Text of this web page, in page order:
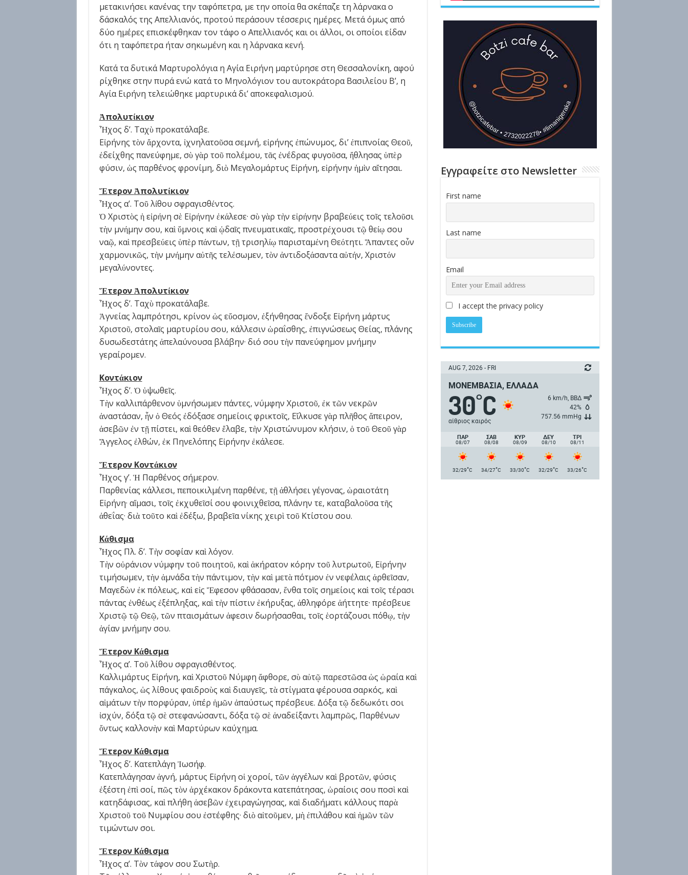
μετακινήσει κανένας την ταφόπετρα, με την οποία θα σκέπαζε τη λάρνακα ο
δάσκαλός της Απελλιανός, προτού περάσουν τέσσερις ημέρες. Μετά όμως από
δύο ημέρες επισκέφθηκαν τον τάφο ο Απελλιανός και οι άλλοι, οι οποίοι είδαν
ότι η ταφόπετρα ήταν σηκωμένη και η λάρνακα κενή.
Κατά τα δυτικά Μαρτυρολόγια η Αγία Ειρήνη μαρτύρησε στη Θεσσαλονίκη, αφού
ρίχθηκε στην πυρά ενώ κατά το Μηνολόγιον του αυτοκράτορα Βασιλείου Β’, η
Αγία Ειρήνη τελειώθηκε μαρτυρικά δι’ αποκεφαλισμού.
Ἀπολυτίκιον
Ἦχος δ’. Ταχὺ προκατάλαβε.
Εἰρήνης τὸν ἄρχοντα, ἰχνηλατοῦσα σεμνή, εἰρήνης ἐπώνυμος, δι’ ἐπιπνοίας Θεοῦ,
ἐδείχθης πανεύφημε, σὺ γὰρ τοῦ πολέμου, τᾶς ἐνέδρας φυγοῦσα, ἤθλησας ὑπὲρ
φύσιν, ὡς παρθένος φρονίμη, διὸ Μεγαλομάρτυς Εἰρήνη, εἰρήνην ἠμὶν αἴτησαι.
ἝτερονἈπολυτίκιον
Ἦχος α’. Τοῦ λίθου σφραγισθέντος.
Ὁ Χριστὸς ἡ εἰρήνη σὲ Εἰρήνην ἐκάλεσε· σὺ γὰρ τὴν εἰρήνην βραβεύεις τοῖς τελοῦσι
τὴν μνήμην σου, καὶ ὕμνοις καὶ ᾠδαῖς πνευματικαῖς, προστρέχουσι τῷ θείῳ σου
ναῷ, καὶ πρεσβεύεις ὑπὲρ πάντων, τῇ τρισηλίῳ παρισταμένη Θεότητι. Ἅπαντες οὖν
χαρμονικῶς, τὴν μνήμην αὐτῆς τελέσωμεν, τὸν ἀντιδοξάσαντα αὐτήν, Χριστόν
μεγαλύνοντες.
ἝτερονἈπολυτίκιον
Ἦχος δ’. Ταχὺ προκατάλαβε.
Ἁγνείας λαμπρότησι, κρίνον ὡς εὔοσμον, ἐξήνθησας ἔνδοξε Εἰρήνη μάρτυς
Χριστοῦ, στολαῖς μαρτυρίου σου, κάλλεσιν ὡραΐσθης, ἐπιγνώσεως Θείας, πλάνης
δυσωδεστάτης ἀπελαύνουσα βλάβην· διό σου τὴν πανεύφημον μνήμην
γεραίρομεν.
Κοντάκιον
Ἦχος δ’. Ὁ ὑψωθεῖς.
Τὴν καλλιπάρθενον ὑμνήσωμεν πάντες, νύμφην Χριστοῦ, ἐκ τῶν νεκρῶν
ἀναστάσαν, ἧν ὁ Θεός ἐδόξασε σημείοις φρικτοῖς, Εἴλκυσε γὰρ πλῆθος ἄπειρον,
ἀσεβῶν ἐν τῇ πίστει, καὶ θεόθεν ἔλαβε, τὴν Χριστώνυμον κλήσιν, ὁ τοῦ Θεοῦ γὰρ
Ἄγγελος ἐλθών, ἐκ Πηνελόπης Εἰρήνην ἐκάλεσε.
Ἕτερον Κοντάκιον
Ἦχος γ’. Ἡ Παρθένος σήμερον.
Παρθενίας κάλλεσι, πεποικιλμένη παρθένε, τῇ ἀθλήσει γέγονας, ὡραιοτάτη
Εἰρήνη· αἵμασι, τοῖς ἐκχυθεῖσί σου φοινιχθεῖσα, πλάνην τε, καταβαλοῦσα τῆς
ἀθεΐας· διὰ τοῦτο καὶ ἐδέξω, βραβεῖα νίκης χειρὶ τοῦ Κτίστου σου.
Κάθισμα
Ἦχος Πλ. δ’. Τὴν σοφίαν καὶ λόγον.
Τὴν οὐράνιον νύμφην τοῦ ποιητοῦ, καὶ ἀκήρατον κόρην τοῦ λυτρωτοῦ, Εἰρήνην
τιμήσωμεν, τὴν ἀμνάδα τὴν πάντιμον, τὴν καὶ μετὰ πότμον ἐν νεφέλαις ἀρθεῖσαν,
Μαγεδὼν ἐκ πόλεως, καὶ εἰς Ἔφεσον φθάσασαν, ἔνθα τοῖς σημείοις καὶ τοῖς τέρασι
πάντας ἐνθέως ἐξέπληξας, καὶ τὴν πίστιν ἐκήρυξας, ἀθληφόρε ἀήττητε· πρέσβευε
Χριστῷ τῷ Θεῷ, τῶν πταισμάτων ἀφεσιν δωρήσασθαι, τοῖς ἑορτάζουσι πόθῳ, τὴν
ἁγίαν μνήμην σου.
Ἕτερον Κάθισμα
Ἦχος α’. Τοῦ λίθου σφραγισθέντος.
Καλλιμάρτυς Εἰρήνη, καὶ Χριστοῦ Νύμφη ἄφθορε, σὺ αὐτῷ παρεστῶσα ὡς ὡραία καὶ
πάγκαλος, ὡς λίθους φαιδροὺς καὶ διαυγεῖς, τὰ στίγματα φέρουσα σαρκός, καὶ
αἱμάτων τὴν πορφύραν, ὑπέρ ἡμῶν ἀπαύστως πρέσβευε. Δόξα τῷ δεδωκότι σοι
ἰσχύν, δόξα τῷ σὲ στεφανώσαντι, δόξα τῷ σὲ ἀναδείξαντι λαμπρῶς, Παρθένων
ὄντως καλλονὴν καὶ Μαρτύρων καύχημα.
Ἕτερον Κάθισμα
Ἦχος δ’. Κατεπλάγη Ἰωσήφ.
Κατεπλάγησαν ἁγνή, μάρτυς Εἰρήνη οἱ χοροί, τῶν ἀγγέλων καὶ βροτῶν, φύσις
ἐξέστη ἐπὶ σοί, πῶς τὸν ἀρχέκακον δράκοντα κατεπάτησας, ὡραίοις σου ποσὶ καὶ
κατηδάφισας, καὶ πλήθη ἀσεβῶν ἐχειραγώγησας, καὶ διαδήματι κάλλους παρὰ
Χριστοῦ τοῦ Νυμφίου σου ἐστέφθης· διὸ αἰτοῦμεν, μὴ ἐπιλάθου καὶ ἡμῶν τῶν
τιμώντων σοι.
Ἕτερον Κάθισμα
Ἦχος α’. Τὸν τάφον σου Σωτὴρ.
Εγγραφείτε στο Newsletter
First name
Last name
Email
I accept the privacy policy
AUG 7, 2026 - FRI
ΜΟΝΕΜΒΑΣΙΆ, ΕΛΛΆΔΑ
30°C
αίθριος καιρός
6 km/h, ΒΒΔ
42%
757.56 mmHg
ΠΑΡ
08/07
ΣΑΒ
08/08
ΚΥΡ
08/09
ΔΕΥ
08/10
ΤΡΙ
08/11
32/29°C 34/27°C 33/30°C 32/29°C 33/26°C